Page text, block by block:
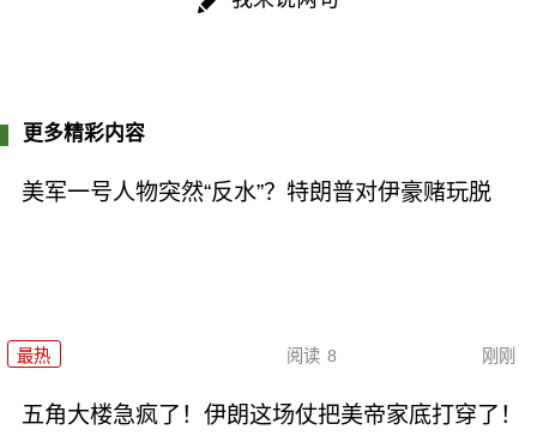
更多精彩内容
美军一号人物突然“反水”？特朗普对伊豪赌玩脱
最热 阅读 8 刚刚
五角大楼急疯了！伊朗这场仗把美帝家底打穿了！